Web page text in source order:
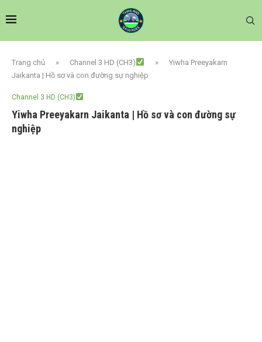
Trang chủ » Channel 3 HD (CH3) »
Yiwha Preeyakarn
Jaikanta | Hồ sơ và con đường sự nghiệp
Channel 3 HD (CH3)
Yiwha Preeyakarn Jaikanta | Hồ sơ và con đường sự
nghiệp